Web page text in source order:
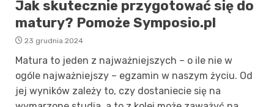
Jak skutecznie przygotować się do
matury? Pomoże Symposio.pl
23 grudnia 2024
Matura to jeden z najważniejszych – o ile nie w
ogóle najważniejszy – egzamin w naszym życiu. Od
jej wyników zależy to, czy dostaniecie się na